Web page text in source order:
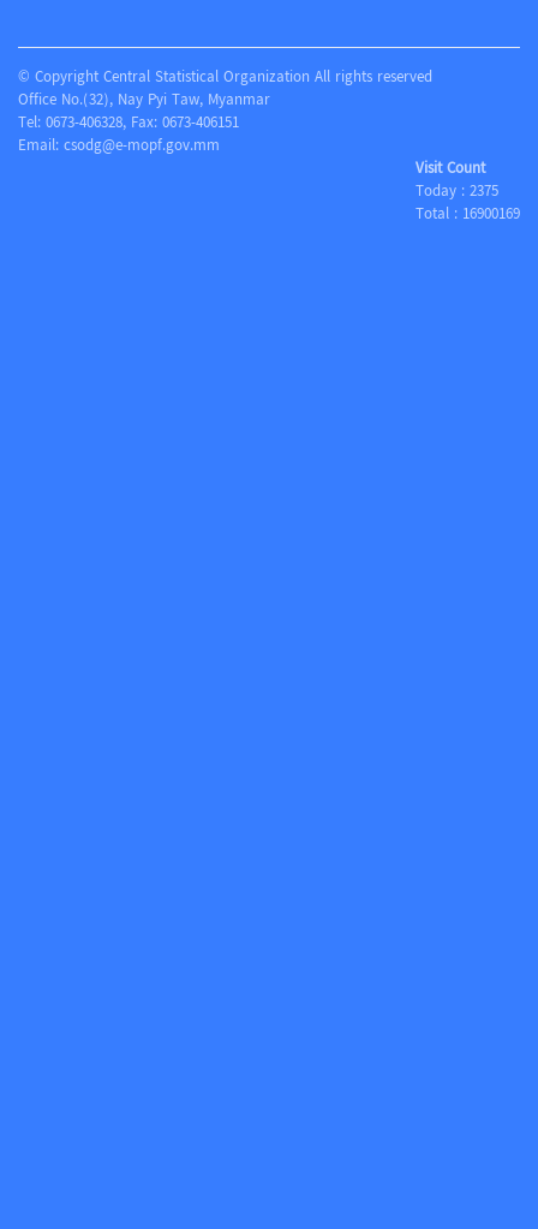
© Copyright Central Statistical Organization All rights reserved
Office No.(32), Nay Pyi Taw, Myanmar
Tel: 0673-406328, Fax: 0673-406151
Email: csodg@e-mopf.gov.mm
Visit Count
Today : 2375
Total : 16900169